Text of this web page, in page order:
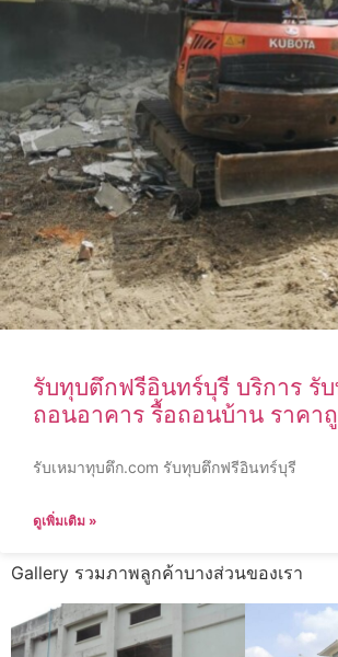
รับทุบตึกฟรีอินทร์บุรี บริการ รั
ถอนอาคาร รื้อถอนบ้าน ราคา
รับเหมาทุบตึก.com รับทุบตึกฟรีอินทร์บุรี
ดูเพิ่มเติม »
Gallery รวมภาพลูกค้าบางส่วนของเรา